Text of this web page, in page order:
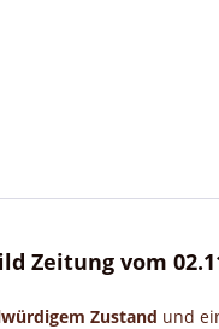
Zeitung vom
Zustand und